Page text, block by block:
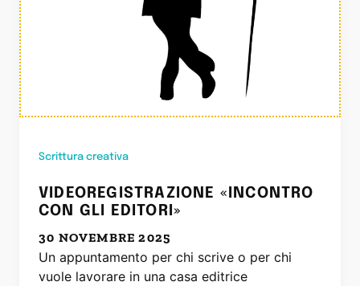
Scrittura creativa
VIDEOREGISTRAZIONE «INCONTRO
CON GLI EDITORI»
30 NOVEMBRE 2025
Un appuntamento per chi scrive o per chi
vuole lavorare in una casa editrice